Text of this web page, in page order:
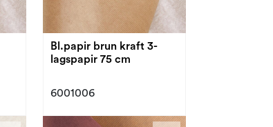
Bl.papir brun kraft 3-
lagspapir 75 cm
6001006